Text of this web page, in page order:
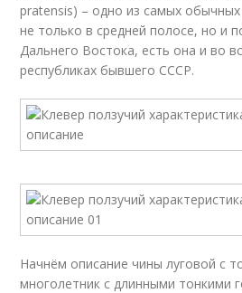
pratensis) – одно из самых
не только в средней полосе, но и
Дальнего Востока, есть она и во
республиках бывшего СССР.
Начнём описание чины луговой с
многолетник с длинными тонкими